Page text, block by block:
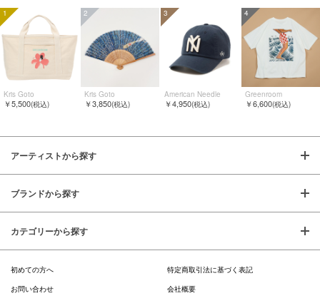
1
Kris Goto
￥5,500(税込)
2
Kris Goto
￥3,850(税込)
3
American Needle
￥4,950(税込)
4
Greenroom
￥6,600(税込)
アーティストから探す
ブランドから探す
カテゴリーから探す
初めての方へ
特定商取引法に基づく表記
お問い合わせ
会社概要